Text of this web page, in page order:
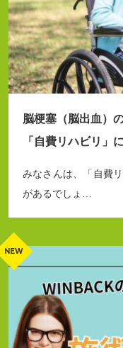
脳梗塞（脳出血）
「自費リハビリ」
みなさんは、「自費
があるでしょ…